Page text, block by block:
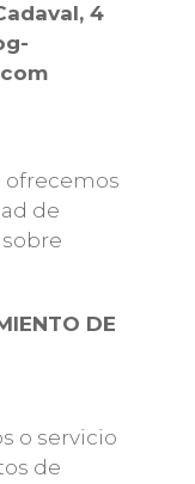
4
ofrecemos
de
DE
o servicio
de